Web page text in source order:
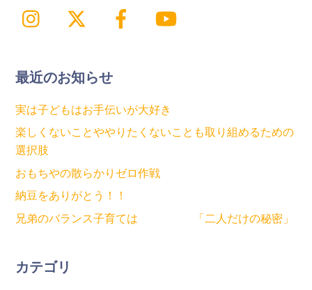
Instagram Facebook
最近のお知らせ
実は子どもはお手伝いが大好き
楽しくないことややりたくないことも取り組めるための
選択肢
おもちやの散らかりゼロ作戦
納豆をありがとう！！
兄弟のバランス子育ては 「二人だけの秘密」
カテゴリ